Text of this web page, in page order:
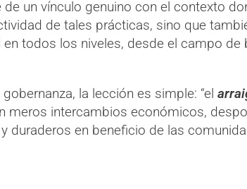
un vínculo genuino con el contexto
de tales prácticas, sino que
todos los niveles, desde el campo
la lección es simple: “el
meros intercambios económicos,
duraderos en beneficio de las